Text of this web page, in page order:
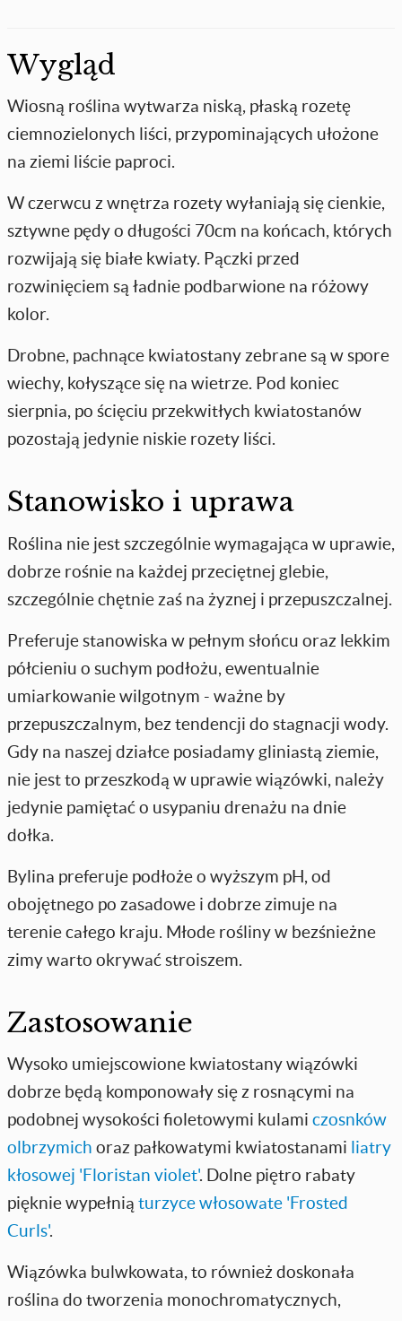
Wygląd
Wiosną roślina wytwarza niską, płaską rozetę
ciemnozielonych liści, przypominających ułożone
na ziemi liście paproci.
W czerwcu z wnętrza rozety wyłaniają się cienkie,
sztywne pędy o długości 70cm na końcach, których
rozwijają się białe kwiaty. Pączki przed
rozwinięciem są ładnie podbarwione na różowy
kolor.
Drobne, pachnące kwiatostany zebrane są w spore
wiechy, kołyszące się na wietrze. Pod koniec
sierpnia, po ścięciu przekwitłych kwiatostanów
pozostają jedynie niskie rozety liści.
Stanowisko i uprawa
Roślina nie jest szczególnie wymagająca w uprawie,
dobrze rośnie na każdej przeciętnej glebie,
szczególnie chętnie zaś na żyznej i przepuszczalnej.
Preferuje stanowiska w pełnym słońcu oraz lekkim
półcieniu o suchym podłożu, ewentualnie
umiarkowanie wilgotnym - ważne by
przepuszczalnym, bez tendencji do stagnacji wody.
Gdy na naszej działce posiadamy gliniastą ziemie,
nie jest to przeszkodą w uprawie wiązówki, należy
jedynie pamiętać o usypaniu drenażu na dnie
dołka.
Bylina preferuje podłoże o wyższym pH, od
obojętnego po zasadowe i dobrze zimuje na
terenie całego kraju. Młode rośliny w bezśnieżne
zimy warto okrywać stroiszem.
Zastosowanie
Wysoko umiejscowione kwiatostany wiązówki
dobrze będą komponowały się z rosnącymi na
podobnej wysokości fioletowymi kulami czosnków
olbrzymich oraz pałkowatymi kwiatostanami liatry
kłosowej 'Floristan violet'. Dolne piętro rabaty
pięknie wypełnią turzyce włosowate 'Frosted
Curls'.
Wiązówka bulwkowata, to również doskonała
roślina do tworzenia monochromatycznych,